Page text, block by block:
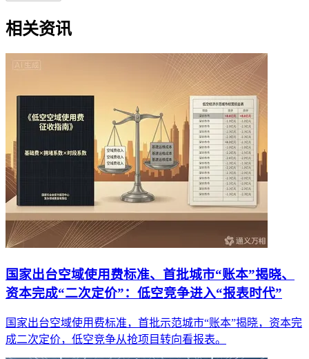
相关资讯
国家出台空域使用费标准、首批城市“账本”揭晓、
资本完成“二次定价”：低空竞争进入“报表时代”
国家出台空域使用费标准，首批示范城市“账本”揭晓，资本完
成二次定价，低空竞争从抢项目转向看报表。